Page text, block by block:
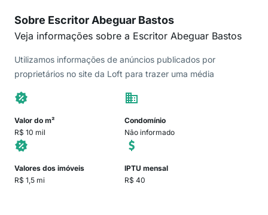
Sobre Escritor Abeguar Bastos
Veja informações sobre a Escritor Abeguar Bastos
Utilizamos informações de anúncios publicados por
proprietários no site da Loft para trazer uma média
Valor do m²
R$ 10 mil
Condomínio
Não informado
Valores dos imóveis
R$ 1,5 mi
IPTU mensal
R$ 40